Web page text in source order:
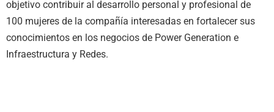
objetivo contribuir al desarrollo personal y profesional de
100 mujeres de la compañía interesadas en fortalecer sus
conocimientos en los negocios de Power Generation e
Infraestructura y Redes.